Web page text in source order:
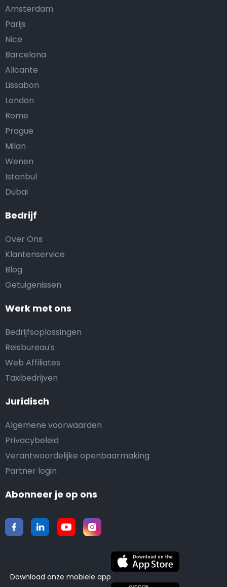
Bedrijf
Over Ons
Klantenservice
Blog
Getuigenissen
Werk met ons
Bedrijfsoplossingen
Reisbureau's
Web Affiliates
Taxibedrijven
Juridisch
Algemene voorwaarden
Privacybeleid
Verantwoordelijke openbaarmaking
Partner login
Amsterdam
Parijs
Nice
Barcelona
Alicante
Lissabon
London
Rome
Prague
Milan
Wenen
Istanbul
Dubai
Abonneer je op ons
Download onze mobiele app